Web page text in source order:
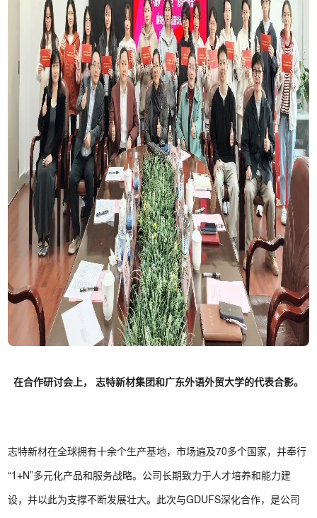
在合作研讨会上， 志特新材集团和广东外语外贸大学的代表合影。
志特新材在全球拥有十余个生产基地，市场遍及70多个国家，并奉行
“1+N”多元化产品和服务战略。公司长期致力于人才培养和能力建
设，并以此为支撑不断发展壮大。此次与GDUFS深化合作，是公司